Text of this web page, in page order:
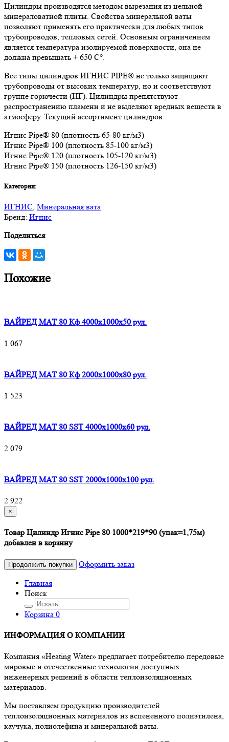
Цилиндры производятся методом вырезания из цельной
минераловатной плиты. Свойства минеральной ваты
позволяют применять его практически для любых типов
трубопроводов, тепловых сетей. Основным ограничением
является температура изолируемой поверхности, она не
должна превышать + 650 C°.
Все типы цилиндров ИГНИС PIPE® не только защищают
трубопроводы от высоких температур, но и соответствуют
группе горючести (НГ). Цилиндры препятствуют
распространению пламени и не выделяют вредных веществ в
атмосферу. Текущий ассортимент цилиндров:
Игнис Pipe® 80 (плотность 65-80 кг/м3)
Игнис Pipe® 100 (плотность 85-100 кг/м3)
Игнис Pipe® 120 (плотность 105-120 кг/м3)
Игнис Pipe® 150 (плотность 126-150 кг/м3)
Категории:
ИГНИС, Минеральная вата
Бренд: Игнис
Поделиться
Похожие
ВАЙРЕД МАТ 80 Кф 4000x1000x50 рул.
1 067
ВАЙРЕД МАТ 80 Кф 2000x1000x80 рул.
1 523
ВАЙРЕД МАТ 80 SST 4000x1000x60 рул.
2 079
ВАЙРЕД МАТ 80 SST 2000x1000x100 рул.
2 922
×
Товар Цилиндр Игнис Pipe 80 1000*219*90 (упак=1,75м)
добавлен в корзину
Продолжить покупки
Оформить заказ
Главная
Поиск
Корзина 0
ИНФОРМАЦИЯ О КОМПАНИИ
Компания «Heating Water» предлагает потребителю передовые
мировые и отечественные технологии доступных
инженерных решений в области теплоизоляционных
материалов.
Мы поставляем продукцию производителей
теплоизоляционных материалов из вспененного полиэтилена,
каучука, полиолефина и минеральной ваты.